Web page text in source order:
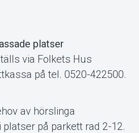
platser
via Folkets Hus
på tel. 0520-422500.
av hörslinga
på parkett rad 2-12.